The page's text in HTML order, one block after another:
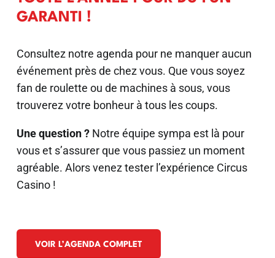
GARANTI !
Consultez notre agenda pour ne manquer aucun
événement près de chez vous. Que vous soyez
fan de roulette ou de machines à sous, vous
trouverez votre bonheur à tous les coups.
Une question ?Notre équipe sympa est là pour
vous et s’assurer que vous passiez un moment
agréable. Alors venez tester l’expérience Circus
Casino !
VOIR L’AGENDA COMPLET